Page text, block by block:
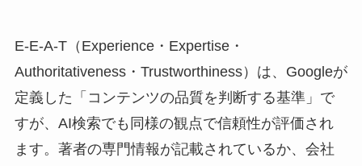
E-E-A-T（Experience・Expertise・
Authoritativeness・Trustworthiness）は、Googleが
定義した「コンテンツの品質を判断する基準」で
すが、AI検索でも同様の観点で信頼性が評価され
ます。著者の専門情報が記載されているか、会社